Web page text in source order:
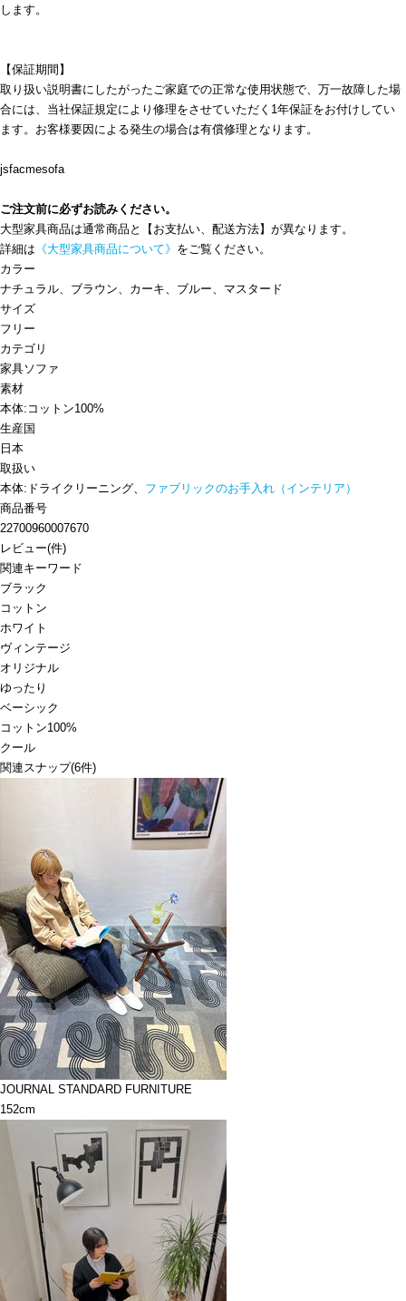
します。
【保証期間】
取り扱い説明書にしたがったご家庭での正常な使用状態で、万一故障した場
合には、当社保証規定により修理をさせていただく1年保証をお付けしてい
ます。お客様要因による発生の場合は有償修理となります。
jsfacmesofa
ご注文前に必ずお読みください。
大型家具商品は通常商品と【お支払い、配送方法】が異なります。
詳細は 《大型家具商品について》 をご覧ください。
カラー
ナチュラル、ブラウン、カーキ、ブルー、マスタード
サイズ
フリー
カテゴリ
家具ソファ
素材
本体:コットン100%
生産国
日本
取扱い
本体:ドライクリーニング、 ファブリックのお手入れ（インテリア）
商品番号
22700960007670
レビュー(件)
関連キーワード
ブラック
コットン
ホワイト
ヴィンテージ
オリジナル
ゆったり
ベーシック
コットン100%
クール
関連スナップ(6件)
JOURNAL STANDARD FURNITURE
152cm